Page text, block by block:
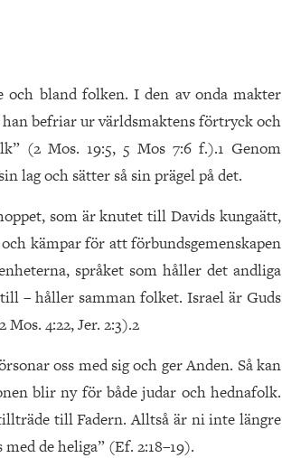
och bland folken. I den av onda makter
befriar ur världsmaktens förtryck och
(2 Mos. 19:5, 5 Mos 7:6 f.).1 Genom
lag och sätter så sin prägel på det.
som är knutet till Davids kungaätt,
kämpar för att förbundsgemenskapen
språket som håller det andliga
– håller samman folket. Israel är Guds
4:22, Jer. 2:3).2
oss med sig och ger Anden. Så kan
blir ny för både judar och hednafolk.
till Fadern. Alltså är ni inte längre
de heliga” (Ef. 2:18–19).